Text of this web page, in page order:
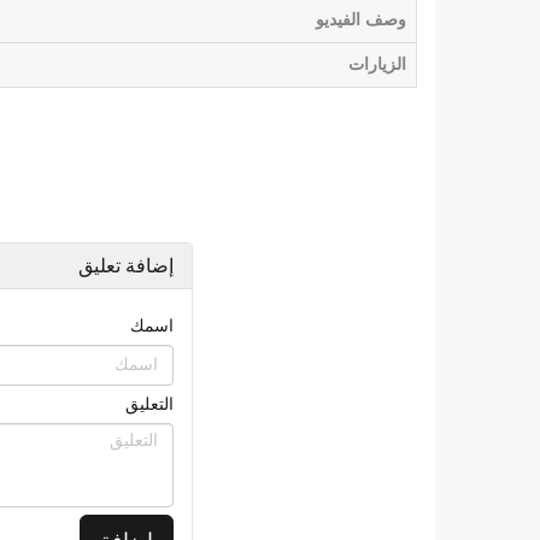
وصف الفيديو
الزيارات
إضافة تعليق
اسمك
التعليق